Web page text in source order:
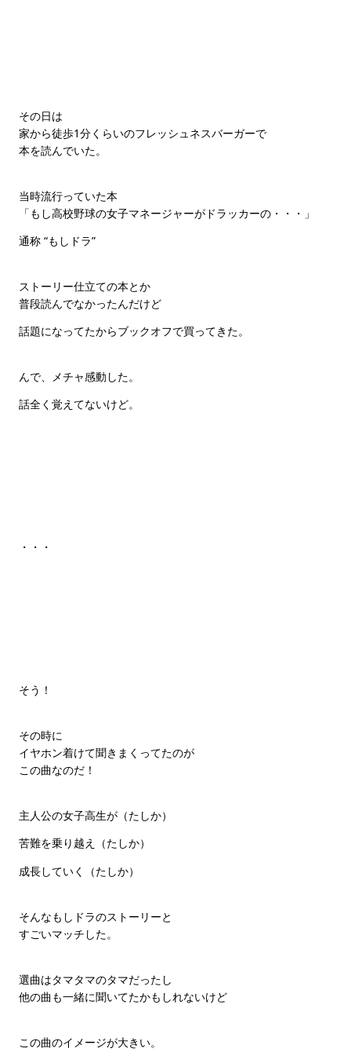
その日は
家から徒歩1分くらいのフレッシュネスバーガーで
本を読んでいた。
当時流行っていた本
「もし高校野球の女子マネージャーがドラッカーの・・・」
通称 “もしドラ”
ストーリー仕立ての本とか
普段読んでなかったんだけど
話題になってたからブックオフで買ってきた。
んで、メチャ感動した。
話全く覚えてないけど。
・・・
そう！
その時に
イヤホン着けて聞きまくってたのが
この曲なのだ！
主人公の女子高生が（たしか）
苦難を乗り越え（たしか）
成長していく（たしか）
そんなもしドラのストーリーと
すごいマッチした。
選曲はタマタマのタマだったし
他の曲も一緒に聞いてたかもしれないけど
この曲のイメージが大きい。